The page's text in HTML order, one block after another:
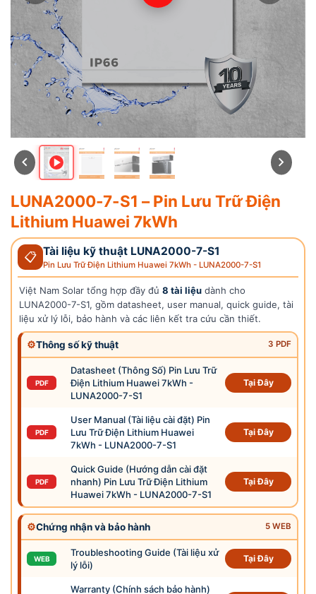
LUNA2000-7-S1 – Pin Lưu Trữ Điện
Lithium Huawei 7kWh
📋 Tài liệu kỹ thuật LUNA2000-7-S1
Pin Lưu Trữ Điện Lithium Huawei 7kWh - LUNA2000-7-S1
Việt Nam Solar tổng hợp đầy đủ 8 tài liệu dành cho
LUNA2000-7-S1, gồm datasheet, user manual, quick guide, tài
liệu xử lý lỗi, bảo hành và các liên kết tra cứu cần thiết.
⚙Thông số kỹ thuật 3 PDF
PDF
Datasheet (Thông Số) Pin Lưu Trữ
Điện Lithium Huawei 7kWh -
LUNA2000-7-S1
Tại Đây
PDF
User Manual (Tài liệu cài đặt) Pin
Lưu Trữ Điện Lithium Huawei
7kWh - LUNA2000-7-S1
Tại Đây
PDF
Quick Guide (Hướng dẫn cài đặt
nhanh) Pin Lưu Trữ Điện Lithium
Huawei 7kWh - LUNA2000-7-S1
Tại Đây
⚙Chứng nhận và bảo hành 5 WEB
WEB
Troubleshooting Guide (Tài liệu xử
lý lỗi)
Tại Đây
Warranty (Chính sách bảo hành)